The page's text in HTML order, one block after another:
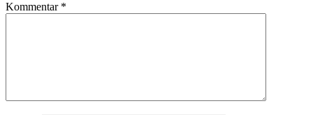
Kommentar *